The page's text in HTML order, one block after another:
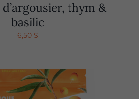
thym &
basilic
6,50 $